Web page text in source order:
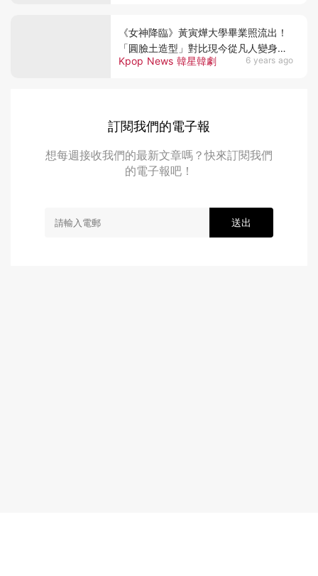
Kpop News 韓星韓劇 6 years ago
《女神降臨》黃寅燁大學畢業照流出！
「圓臉土造型」對比現今從凡人變身男
神
訂閱我們的電子報
想每週接收我們的最新文章嗎？快來訂閱我們
的電子報吧！
送出